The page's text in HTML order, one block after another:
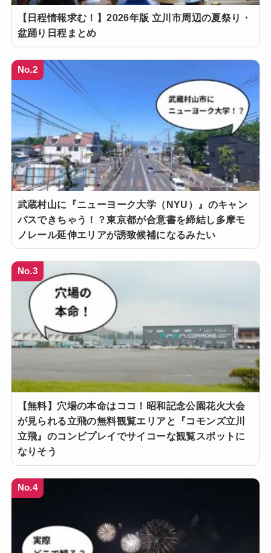
【日程情報求む！】2026年版 立川市周辺の夏祭り・
盆踊り日程まとめ
No.2
武蔵村山に『ニューヨーク大学（NYU）』のキャン
パスできちゃう！？東京都が合意書を締結し多摩モ
ノレール延伸エリアが誘致候補になるみたい
No.3
【無料】穴場の本命はココ！昭和記念公園花火大会
が見られる立飛の無料観覧エリアと『コモンズ立川
立飛』のコンビプレイでサイコーな観覧スポットに
なりそう
No.4